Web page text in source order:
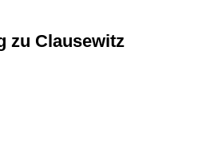
zu Clausewitz